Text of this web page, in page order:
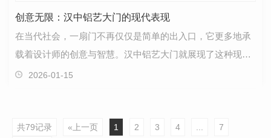
创意无限：汉中铝艺大门的现代表现
在当代社会，一扇门不再仅仅是简单的出入口，它更多地承
载着设计师的创意与智慧。汉中铝艺大门就展现了这种现代
表现。每一扇门都凝聚了设计师的灵感和技艺，为每个…
2026-01-15
共79记录 «上一页 1 2 3 4 7